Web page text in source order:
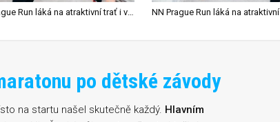
NN Prague Run láká na atraktivní trať i velkou atmosféru
po dětské závody
na startu našel skutečně každý. Hlavním